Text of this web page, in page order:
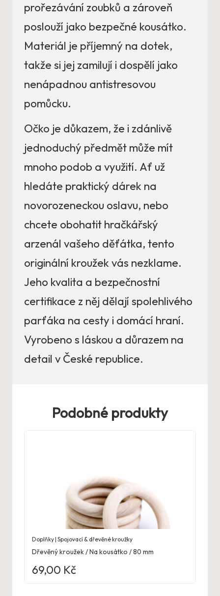
prořezávání zoubků a zároveň
poslouží jako bezpečné kousátko.
Materiál je příjemný na dotek,
takže si jej zamilují i dospělí jako
nenápadnou antistresovou
pomůcku.
Očko je důkazem, že i zdánlivě
jednoduchý předmět může mít
mnoho podob a využití. Ať už
hledáte praktický dárek na
novorozeneckou oslavu, nebo
chcete obohatit hračkářský
arzenál vašeho děťátka, tento
originální kroužek vás nezklame.
Jeho kvalita a bezpečnostní
certifikace z něj dělají spolehlivého
parťáka na cesty i domácí hraní.
Vyrobeno s láskou a důrazem na
detail v České republice.
Podobné produkty
Doplňky | Spojovací & dřevěné kroužky
Dřevěný kroužek / Na kousátko / 80 mm
69,00 Kč